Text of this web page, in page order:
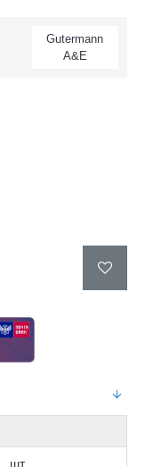
Gutermann
A&E
шт